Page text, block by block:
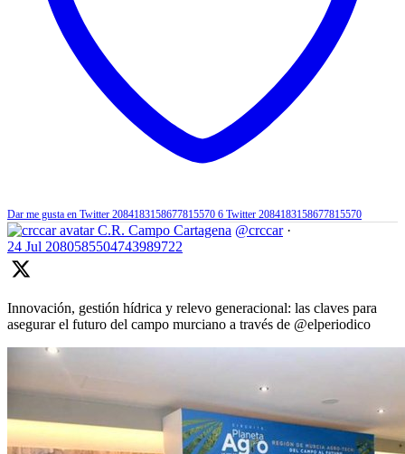
Dar me gusta en Twitter 2084183158677815570 6 Twitter 2084183158677815570
C.R. Campo Cartagena @crccar ·
24 Jul 2080585504743989722
Innovación, gestión hídrica y relevo generacional: las claves para
asegurar el futuro del campo murciano a través de @elperiodico